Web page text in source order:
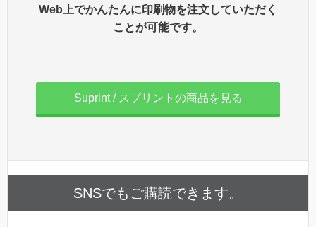
Web上でかんたんに印刷物を注文していただく
ことが可能です。
Suprint / スプリントの商品を見る
SNSでもご購読できます。